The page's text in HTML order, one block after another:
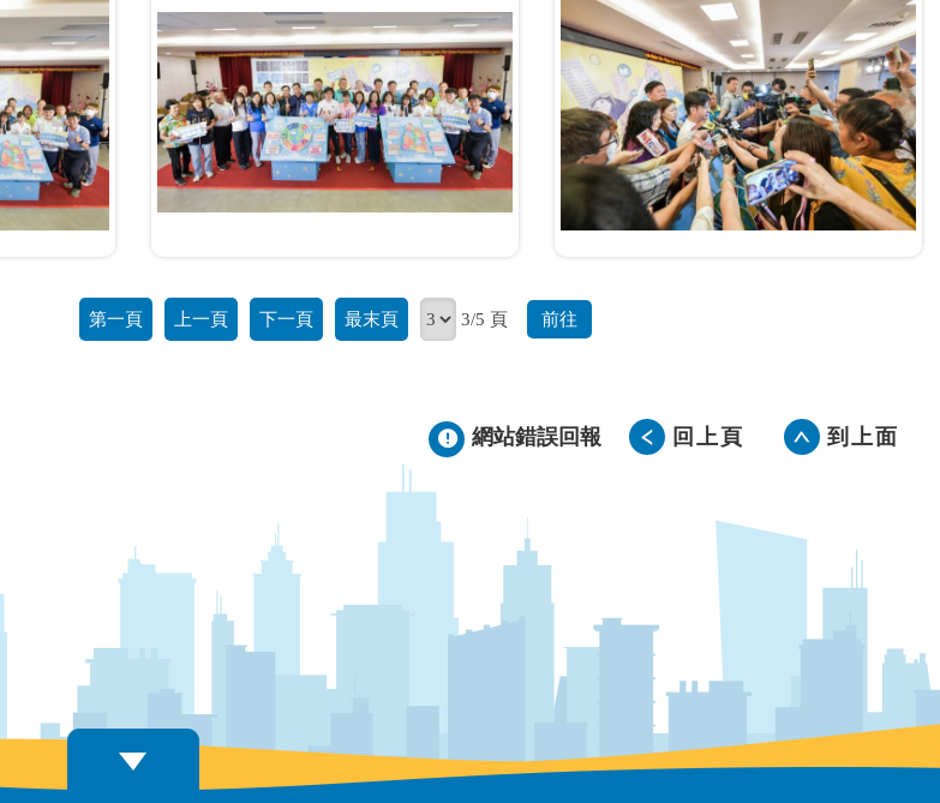
第一頁 上一頁 下一頁 最末頁 3/5 頁 前往
網站錯誤回報 回上頁 到上面